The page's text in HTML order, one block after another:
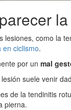
lesiones, como la
en ciclismo.
por un mal
suele venir
de la tendinitis
pierna.